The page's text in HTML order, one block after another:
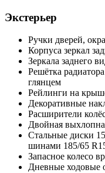
Экстерьер
Ручки дверей,
Корпуса зеркал
Зеркала заднего
Решётка
глянцем
Рейлинги на
Декоративные
Расширители
Двойная
Стальные диски
шинами 185/65
Запасное колесо
Дневные ходовые